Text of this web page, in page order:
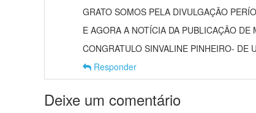
GRATO SOMOS PELA DIVULGAÇÃO
E AGORA A NOTÍCIA DA PUBLICAÇÃO
CONGRATULO SINVALINE PINHEIRO- DE
Responder
Deixe um comentário